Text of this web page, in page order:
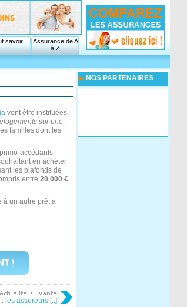
savoir
Assurance de A
à Z
vont être instituées.
sur une
familles dont les
accédants -
en acheter
les plafonds de
entre 20 000 €
à un autre prêt à
!
les assureurs [..]
NOS PARTENAIRES